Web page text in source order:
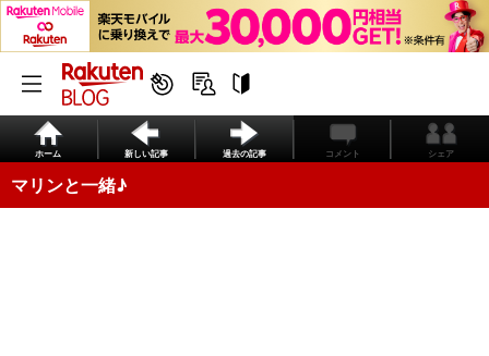
ホーム 新しい記事 過去の記事 コメント シェア
マリンと一緒♪